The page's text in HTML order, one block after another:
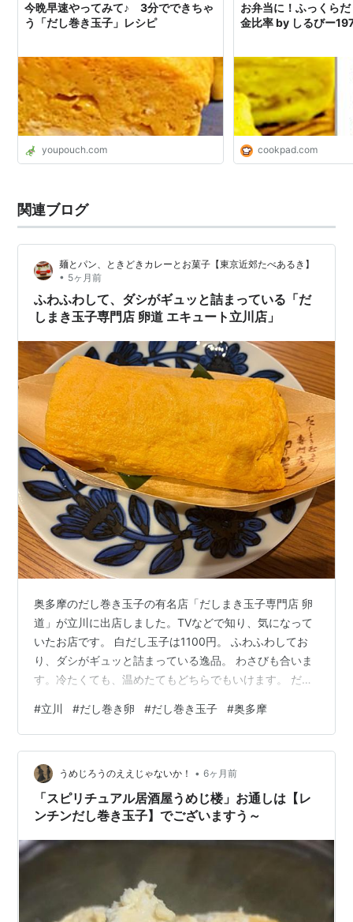
今晩早速やってみて♪ 3分でできちゃ
う「だし巻き玉子」レシピ
youpouch.com
お弁当に！ふっくら
金比率 by しるびー
cookpad.com
関連ブログ
麺とパン、ときどきカレーとお菓子【東京近郊たべあるき】
• 5ヶ月前
ふわふわして、ダシがギュッと詰まっている「だ
しまき玉子専門店 卵道 エキュート立川店」
奥多摩のだし巻き玉子の有名店「だしまき玉子専門店 卵
道」が立川に出店しました。TVなどで知り、気になって
いたお店です。 白だし玉子は1100円。 ふわふわしてお
り、ダシがギュッと詰まっている逸品。 わさびも合いま
す。冷たくても、温めたてもどちらでもいけます。 だし
うあいじわいです。 一番のだし巻き卵を、外食程度にリ
ーズナブルに味わえるのはありがたいです。技術を要す
るので、家ではなかなか食べられない逸品だと思いま
す。 ランキング参加中食べ物 だしまき玉子専門店 卵道
エキュート立川店 （惣菜・デリ / 立川駅、立川北駅、立
川南駅） テイクアウト総…
#立川 #だし巻き卵 #だし巻き玉子 #奥多摩
うめじろうのええじゃないか！ • 6ヶ月前
「スピリチュアル居酒屋うめじ楼」お通しは【レ
ンチンだし巻き玉子】でございますう～